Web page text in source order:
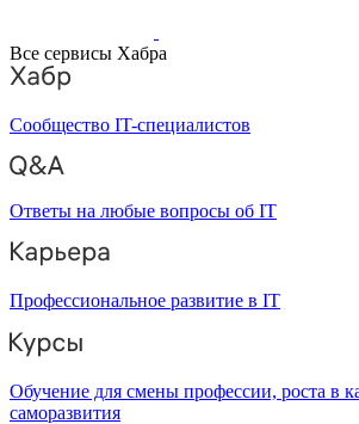
Все сервисы Хабра
Сообщество IT-специалистов
Ответы на любые вопросы об IT
Профессиональное развитие в IT
Обучение для смены профессии, роста в
саморазвития